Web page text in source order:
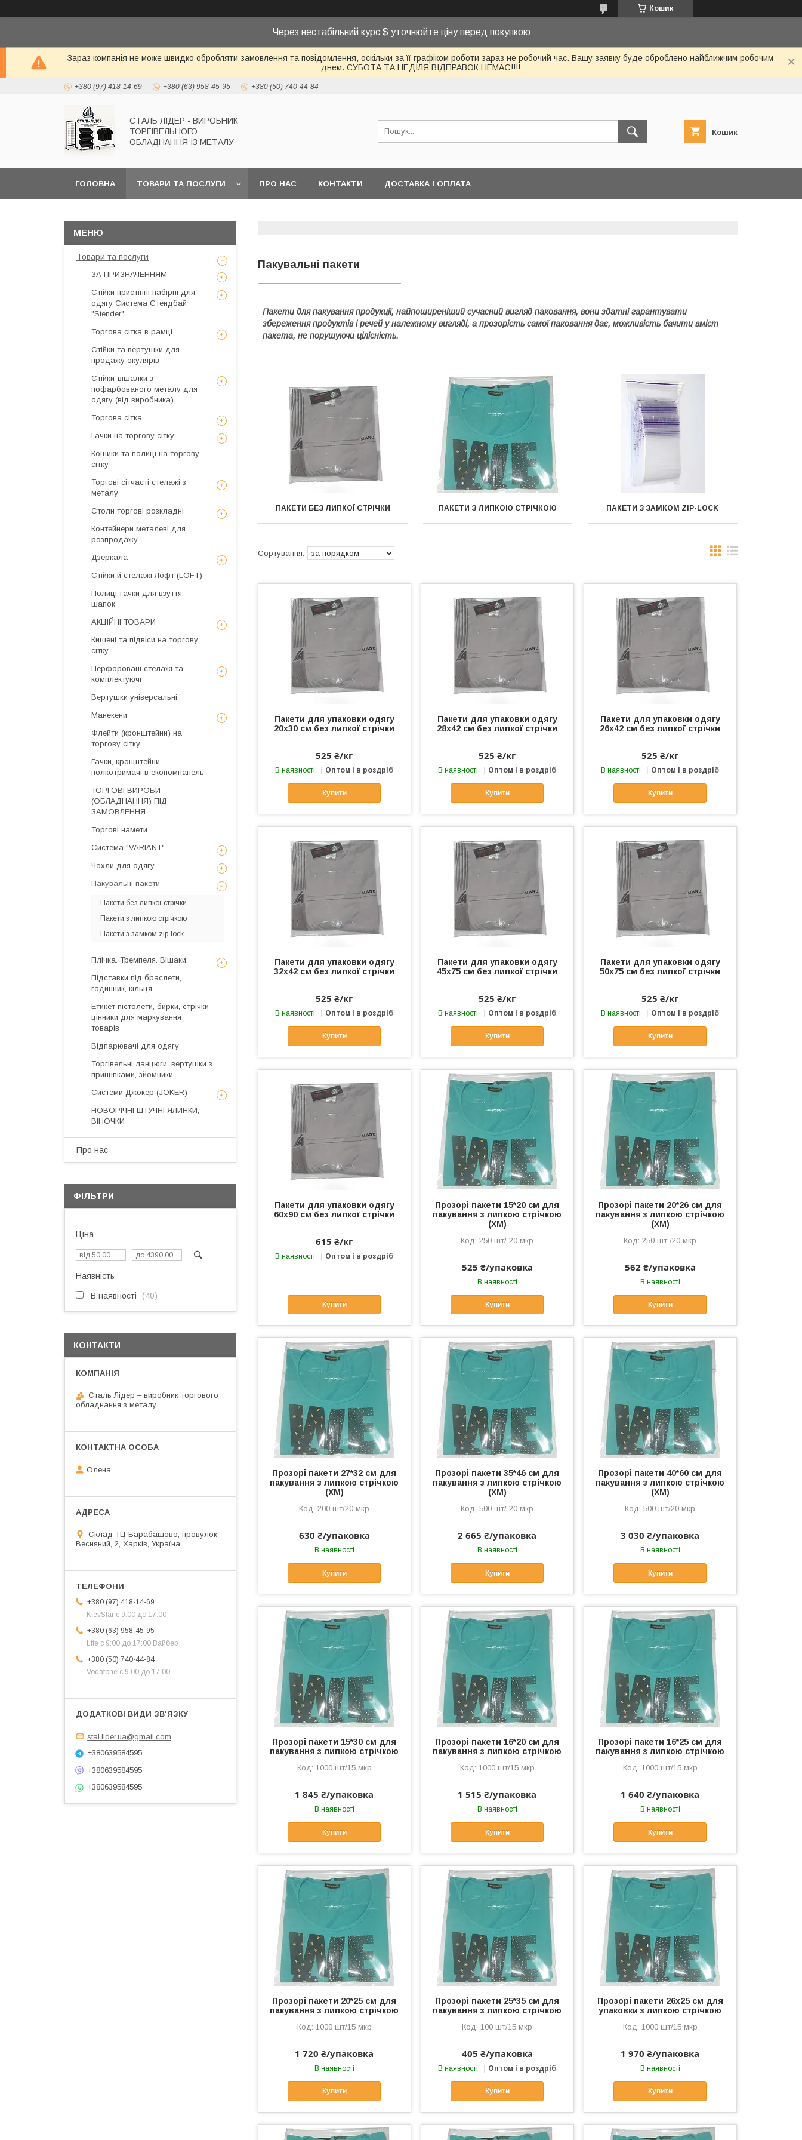
Кошик
Через нестабільний курс $ уточнюйте ціну перед покупкою
Зараз компанія не може швидко обробляти замовлення та повідомлення, оскільки за її графіком роботи зараз не робочий час. Вашу заявку буде оброблено найближчим робочим
днем. СУБОТА ТА НЕДІЛЯ ВІДПРАВОК НЕМАЄ!!!!
+380 (97) 418-14-69 +380 (63) 958-45-95 +380 (50) 740-44-84
СТАЛЬ ЛІДЕР - ВИРОБНИК
ТОРГІВЕЛЬНОГО
ОБЛАДНАННЯ ІЗ МЕТАЛУ
Кошик
ГОЛОВНА ТОВАРИ ТА ПОСЛУГИ ПРО НАС КОНТАКТИ ДОСТАВКА І ОПЛАТА
Пакувальні пакети
Пакети для пакування продукції, найпоширеніший сучасний вигляд паковання, вони здатні гарантувати
збереження продуктів і речей у належному вигляді, а прозорість самої паковання дає, можливість бачити вміст
пакета, не порушуючи цілісність.
ПАКЕТИ БЕЗ ЛИПКОЇ СТРІЧКИ ПАКЕТИ З ЛИПКОЮ СТРІЧКОЮ ПАКЕТИ З ЗАМКОМ ZIP-LOCK
Пакети для упаковки одягу
20х30 см без липкої стрічки
525 ₴/кг
В наявності Оптом і в роздріб
Купити
Пакети для упаковки одягу
28х42 см без липкої стрічки
525 ₴/кг
В наявності Оптом і в роздріб
Купити
Пакети для упаковки одягу
26х42 см без липкої стрічки
525 ₴/кг
В наявності Оптом і в роздріб
Купити
Пакети для упаковки одягу
32х42 см без липкої стрічки
525 ₴/кг
В наявності Оптом і в роздріб
Купити
Пакети для упаковки одягу
45х75 см без липкої стрічки
525 ₴/кг
В наявності Оптом і в роздріб
Купити
Пакети для упаковки одягу
50х75 см без липкої стрічки
525 ₴/кг
В наявності Оптом і в роздріб
Купити
Пакети для упаковки одягу
60х90 см без липкої стрічки
615 ₴/кг
В наявності Оптом і в роздріб
Купити
Прозорі пакети 15*20 см для
пакування з липкою стрічкою
(ХМ)
250 шт/ 20 мкр
525 ₴/упаковка
В наявності
Купити
Прозорі пакети 20*26 см для
пакування з липкою стрічкою
(ХМ)
250 шт /20 мкр
562 ₴/упаковка
В наявності
Купити
Прозорі пакети 27*32 см для
пакування з липкою стрічкою
(ХМ)
200 шт/20 мкр
630 ₴/упаковка
В наявності
Купити
Прозорі пакети 35*46 см для
пакування з липкою стрічкою
(ХМ)
500 шт/ 20 мкр
2 665 ₴/упаковка
В наявності
Купити
Прозорі пакети 40*60 см для
пакування з липкою стрічкою
(ХМ)
500 шт/20 мкр
3 030 ₴/упаковка
В наявності
Купити
Прозорі пакети 15*30 см для
пакування з липкою стрічкою
1000 шт/15 мкр
1 845 ₴/упаковка
В наявності
Купити
Прозорі пакети 16*20 см для
пакування з липкою стрічкою
1000 шт/15 мкр
1 515 ₴/упаковка
В наявності
Купити
Прозорі пакети 16*25 см для
пакування з липкою стрічкою
1000 шт/15 мкр
1 640 ₴/упаковка
В наявності
Купити
Прозорі пакети 20*25 см для
пакування з липкою стрічкою
1000 шт/15 мкр
1 720 ₴/упаковка
В наявності
Купити
Прозорі пакети 25*35 см для
пакування з липкою стрічкою
100 шт/15 мкр
405 ₴/упаковка
В наявності Оптом і в роздріб
Купити
Прозорі пакети 26х25 см для
упаковки з липкою стрічкою
1000 шт/15 мкр
1 970 ₴/упаковка
В наявності
Купити
Товари та послуги
ЗА ПРИЗНАЧЕННЯМ
Стійки пристінні набірні для
одягу Система Стендбай
"Stender"
Торгова сітка в рамці
Стійки та вертушки для
продажу окулярів
Стійки-вішалки з
пофарбованого металу для
одягу (від виробника)
Торгова сітка
Гачки на торгову сітку
Кошики та полиці на торгову
сітку
Торгові сітчасті стелажі з
металу
Столи торгові розкладні
Контейнери металеві для
розпродажу
Дзеркала
Стійки й стелажі Лофт (LOFT)
Полиці-гачки для взуття,
шапок
АКЦІЙНІ ТОВАРИ
Кишені та підвіси на торгову
сітку
Перфоровані стелажі та
комплектуючі
Вертушки універсальні
Манекени
Флейти (кронштейни) на
торгову сітку
Гачки, кронштейни,
полкотримачі в економпанель
ТОРГОВІ ВИРОБИ
(ОБЛАДНАННЯ) ПІД
ЗАМОВЛЕННЯ
Торгові намети
Система "VARIANT"
Чохли для одягу
Пакувальні пакети
Пакети без липкої стрічки
Пакети з липкою стрічкою
Пакети з замком zip-lock
Плічка. Тремпеля. Вішаки.
Підставки під браслети,
годинник, кільця
Етикет пістолети, бирки, стрічки-
цінники для маркування
товарів
Відпарювачі для одягу
Торгівельні ланцюги, вертушки з
прищіпками, зйомники
Системи Джокер (JOKER)
НОВОРІЧНІ ШТУЧНІ ЯЛИНКИ,
ВІНОЧКИ
Про нас
ФІЛЬТРИ
Ціна
Наявність
В наявності 40
КОНТАКТИ
Сталь Лідер – виробник торгового
обладнання з металу
Олена
Склад ТЦ Барабашово, провулок
Весняний, 2, Харків, Україна
+380 (97) 418-14-69
KievStar с 9:00 до 17:00
+380 (63) 958-45-95
Life с 9:00 до 17:00 Вайбер
+380 (50) 740-44-84
Vodafone с 9.00 до 17.00
stal.lider.ua@gmail.com
+380639584595
+380639584595
+380639584595